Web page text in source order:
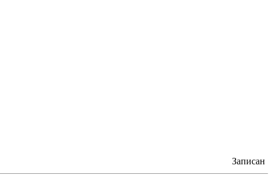
Записан